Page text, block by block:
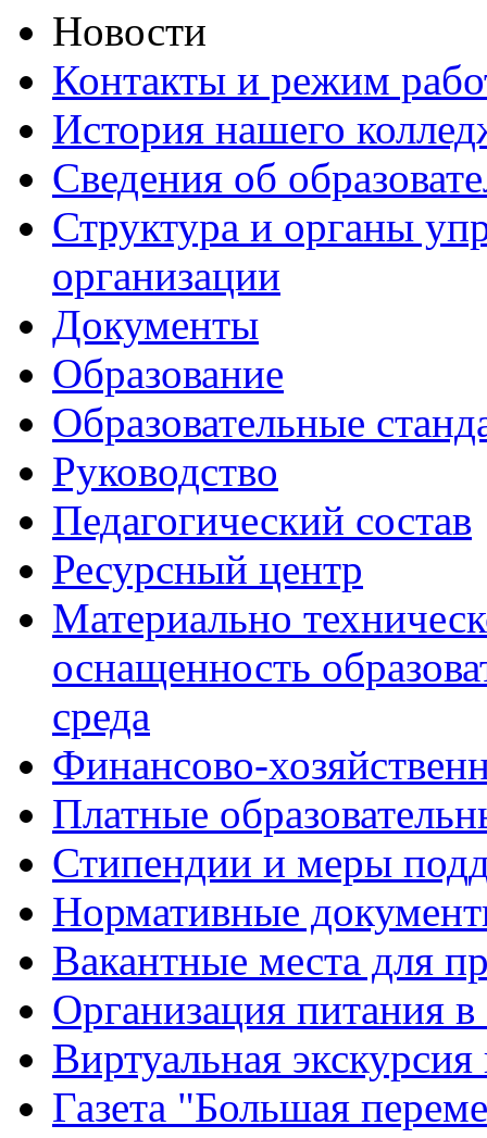
Новости
Контакты и режим
История нашего
Сведения об
Структура и органы
организации
Документы
Образование
Образовательные
Руководство
Педагогический состав
Ресурсный центр
Материально
оснащенность
среда
Финансово-
Платные
Стипендии и меры
Нормативные
Вакантные места для
Организация питания в
Виртуальная
Газета "Большая